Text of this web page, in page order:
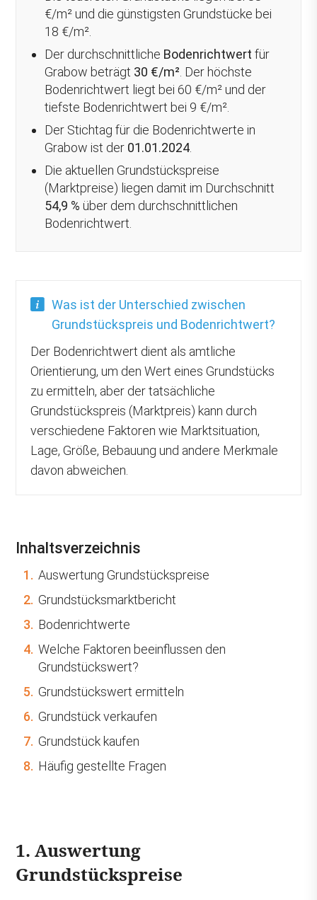
€/m² und die günstigsten Grundstücke bei
18 €/m².
Der durchschnittliche Bodenrichtwert für
Grabow beträgt 30 €/m² . Der höchste
Bodenrichtwert liegt bei 60 €/m² und der
tiefste Bodenrichtwert bei 9 €/m².
Der Stichtag für die Bodenrichtwerte in
Grabow ist der 01.01.2024
Die aktuellen Grundstückspreise
(Marktpreise) liegen damit im Durchschnitt
54,9 % über dem durchschnittlichen
Bodenrichtwert.
Was ist der Unterschied zwischen
Grundstückspreis und Bodenrichtwert?
Der Bodenrichtwert dient als amtliche
Orientierung, um den Wert eines Grundstücks
zu ermitteln, aber der tatsächliche
Grundstückspreis (Marktpreis) kann durch
verschiedene Faktoren wie Marktsituation,
Lage, Größe, Bebauung und andere Merkmale
davon abweichen.
Inhaltsverzeichnis
1. Auswertung Grundstückspreise
2. Grundstücksmarktbericht
3. Bodenrichtwerte
4. Welche Faktoren beeinflussen den
Grundstückswert?
5. Grundstückswert ermitteln
6. Grundstück verkaufen
7. Grundstück kaufen
8. Häufig gestellte Fragen
1. Auswertung
Grundstückspreise